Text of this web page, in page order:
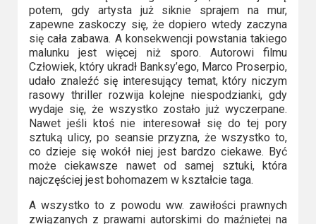
potem, gdy artysta już siknie sprajem na mur,
zapewne zaskoczy się, że dopiero wtedy zaczyna
się cała zabawa. A konsekwencji powstania takiego
malunku jest więcej niż sporo. Autorowi filmu
Człowiek, który ukradł Banksy’ego, Marco Proserpio,
udało znaleźć się interesujący temat, który niczym
rasowy thriller rozwija kolejne niespodzianki, gdy
wydaje się, że wszystko zostało już wyczerpane.
Nawet jeśli ktoś nie interesował się do tej pory
sztuką ulicy, po seansie przyzna, że wszystko to,
co dzieje się wokół niej jest bardzo ciekawe. Być
może ciekawsze nawet od samej sztuki, która
najczęściej jest bohomazem w kształcie taga.
A wszystko to z powodu ww. zawiłości prawnych
związanych z prawami autorskimi do maźniętej na